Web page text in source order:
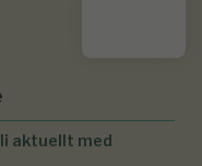
aktuellt med